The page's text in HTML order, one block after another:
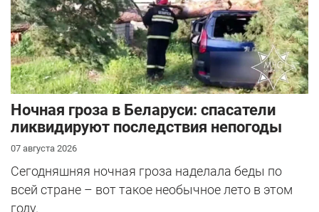
Ночная гроза в Беларуси: спасатели
ликвидируют последствия непогоды
07 августа 2026
Сегодняшняя ночная гроза наделала беды по
всей стране – вот такое необычное лето в этом
году.